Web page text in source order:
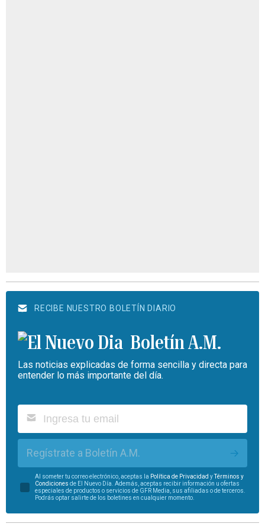
RECIBE NUESTRO BOLETÍN DIARIO
Boletín A.M.
Las noticias explicadas de forma sencilla y directa para
entender lo más importante del día.
Regístrate a Boletín A.M.
Al someter tu correo electrónico, aceptas la Política de Privacidad yTérminos y
Condiciones de El Nuevo Día. Además, aceptas recibir información u ofertas
especiales de productos o servicios de GFR Media, sus afiliadas o de terceros.
Podrás optar salirte de los boletines en cualquier momento.